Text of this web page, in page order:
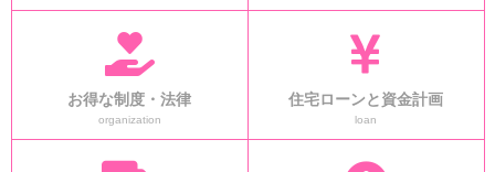
お得な制度・法律
organization
住宅ローンと資金計画
loan